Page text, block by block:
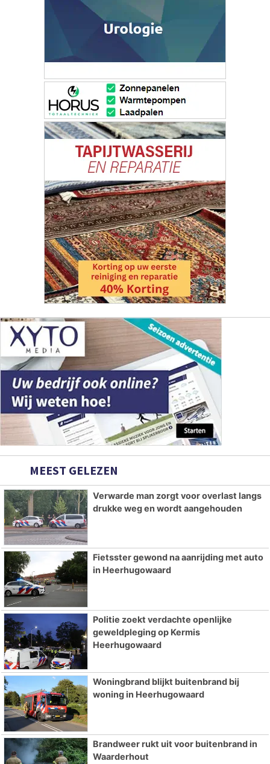
MEEST GELEZEN
Verwarde man zorgt voor overlast langs
drukke weg en wordt aangehouden
Fietsster gewond na aanrijding met auto
in Heerhugowaard
Politie zoekt verdachte openlijke
geweldpleging op Kermis
Heerhugowaard
Woningbrand blijkt buitenbrand bij
woning in Heerhugowaard
Brandweer rukt uit voor buitenbrand in
Waarderhout